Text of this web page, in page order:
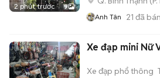
2 phút trước 9
Anh Tân 21 đã bán
Xe đạp mini Nữ
Xe đạp phổ thông